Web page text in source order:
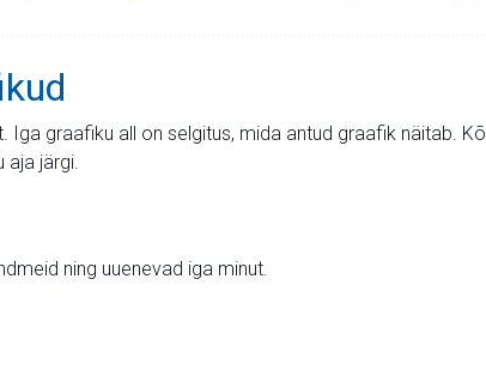
Iga graafiku all on selgitus, mida antud graafik näitab.
järgi.
ning uuenevad iga minut.